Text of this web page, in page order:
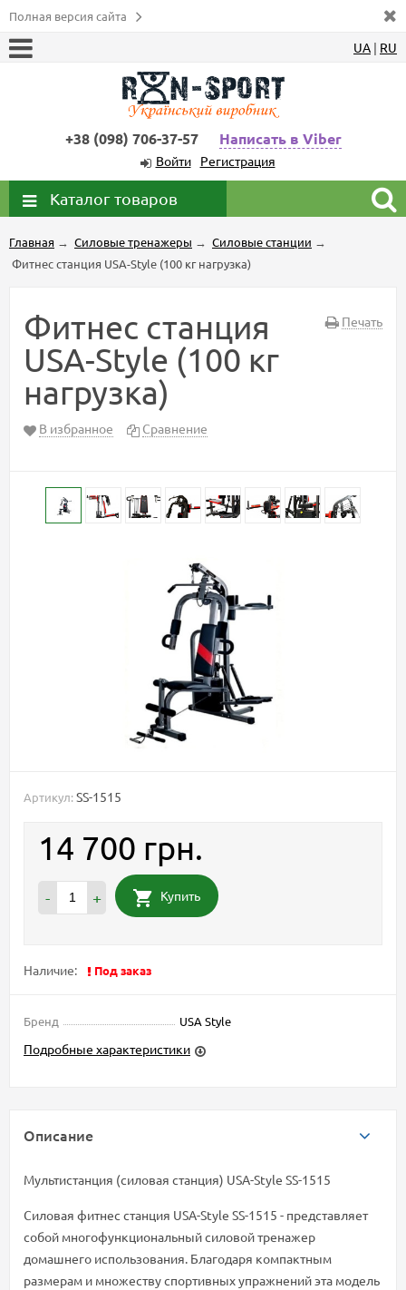
Полная версия сайта
UA | RU
+38 (098) 706-37-57 Написать в Viber
Войти Регистрация
Каталог товаров
Главная → Силовые тренажеры → Силовые станции →
Фитнес станция USA-Style (100 кг нагрузка)
Печать
Фитнес станция
USA-Style (100 кг
нагрузка)
В избранное Сравнение
Артикул: SS-1515
14 700 грн.
- + Купить
Наличие: Под заказ
Бренд USA Style
Подробные характеристики
Описание
Мультистанция (силовая станция) USA-Style SS-1515
Силовая фитнес станция USA-Style SS-1515 - представляет
собой многофункциональный силовой тренажер
домашнего использования. Благодаря компактным
размерам и множеству спортивных упражнений эта модель